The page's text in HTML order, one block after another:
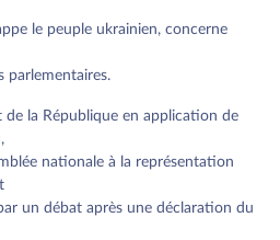
le peuple ukrainien, concerne
parlementaires.
de la République en application de
nationale à la représentation
un débat après une déclaration du